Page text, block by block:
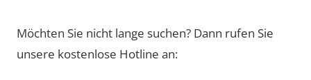
Möchten Sie nicht lange suchen? Dann rufen Sie
unsere kostenlose Hotline an: